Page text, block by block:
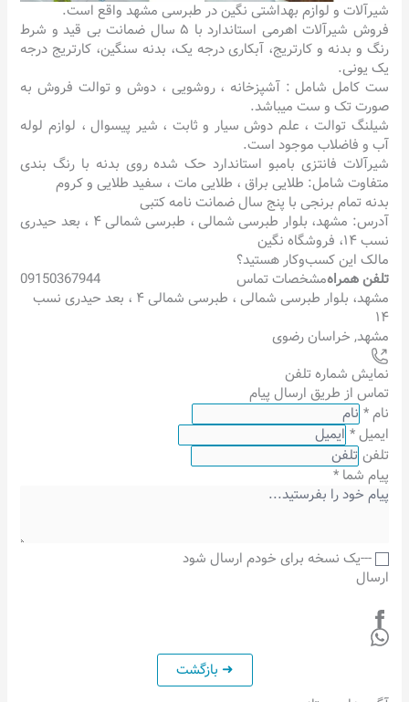
شیرآلات و لوازم بهداشتی نگین در طبرسی مشهد واقع است.
فروش شیرآلات اهرمی استاندارد با ۵ سال ضمانت بی قید و شرط
رنگ و بدنه و کارتریج، آبکاری درجه یک، بدنه سنگین، کارتریج درجه
یک یونی.
ست کامل شامل : آشپزخانه ، روشویی ، دوش و توالت فروش به
صورت تک و ست میباشد‌.
شیلنگ توالت ، علم دوش سیار و ثابت ، شیر پیسوال ، لوازم لوله
آب و فاضلاب موجود است.
شیرآلات فانتزی بامبو استاندارد حک شده روی بدنه با رنگ بندی
متفاوت شامل: طلایی براق ، طلایی مات ، سفید طلایی و کروم
بدنه تمام برنجی با پنج سال ضمانت نامه کتبی
آدرس: مشهد، بلوار طبرسی شمالی ، طبرسی شمالی ۴ ، بعد حیدری
نسب ۱۴، فروشگاه نگین
مالک این کسب‌وکار هستید؟
تلفن همراه
09150367944
مشخصات تماس
مشهد، بلوار طبرسی شمالی ، طبرسی شمالی ۴ ، بعد حیدری نسب
۱۴
مشهد, خراسان رضوی
نمایش شماره تلفن
تماس از طریق ارسال پیام
نام*
ایمیل*
تلفن
پیام شما*
---یک نسخه برای خودم ارسال شود
ارسال